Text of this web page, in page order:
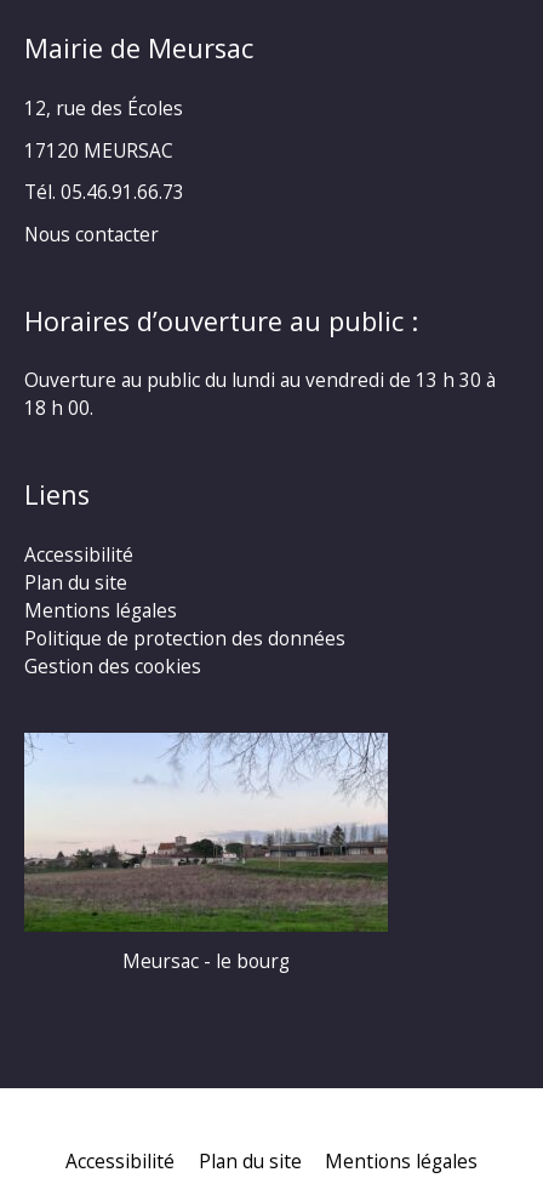
Mairie de Meursac
12, rue des Écoles
17120 MEURSAC
Tél. 05.46.91.66.73
Nous contacter
Horaires d’ouverture au public :
Ouverture au public du lundi au vendredi de 13 h 30 à
18 h 00.
Liens
Accessibilité
Plan du site
Mentions légales
Politique de protection des données
Gestion des cookies
Meursac - le bourg
Accessibilité Plan du site Mentions légales